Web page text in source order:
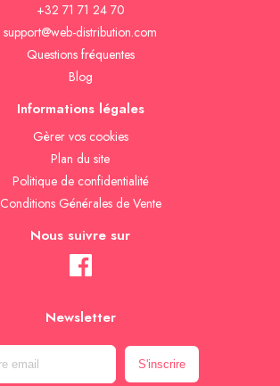
+32 71 71 24 70
support@web-distribution.com
Questions fréquentes
Blog
Informations légales
Gèrer vos cookies
Plan du site
Politique de confidentialité
Conditions Générales de Vente
Nous suivre sur
Newsletter